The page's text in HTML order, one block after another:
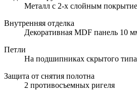
Металл с 2-х слойным
Внутренняя отделка
Декоративная MDF панель 10
Петли
На подшипниках скрытого
Защита от снятия полотна
2 противосъемных ригеля